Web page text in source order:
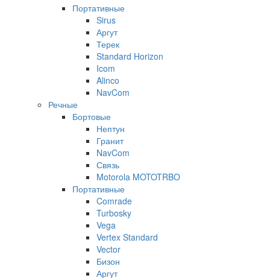
Портативные
Sirus
Аргут
Терек
Standard Horizon
Icom
Alinco
NavCom
Речные
Бортовые
Нептун
Гранит
NavCom
Связь
Motorola MOTOTRBO
Портативные
Comrade
Turbosky
Vega
Vertex Standard
Vector
Бизон
Аргут